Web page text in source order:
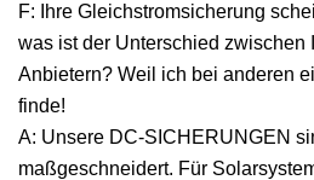
F: Ihre Gleichstromsicherung
was ist der Unterschied zwischen
Anbietern? Weil ich bei anderen
finde!
A: Unsere DC-SICHERUNGEN
maßgeschneidert. Für